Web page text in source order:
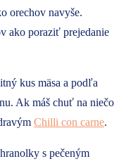
orechov navyše.
kus mäsa a podľa
Ak máš chuť na niečo
Chilli con carne.
s pečeným